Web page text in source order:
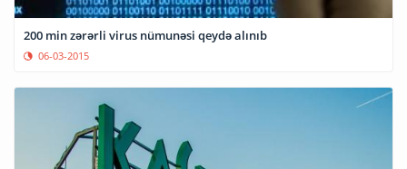
200 min zərərli virus nümunəsi qeydə alınıb
06-03-2015